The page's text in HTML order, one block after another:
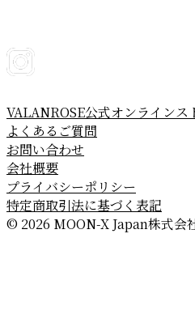
VALANROSE公式オンラインス
よくあるご質問
お問い合わせ
会社概要
プライバシーポリシー
特定商取引法に基づく表記
© 2026 MOON-X Japan株式会